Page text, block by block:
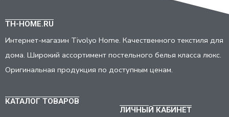
TH-HOME.RU
Интернет-магазин Tivolyo Home. Качественного текстиля для
дома. Широкий ассортимент постельного белья класса люкс.
Оригинальная продукция по доступным ценам.
КАТАЛОГ ТОВАРОВ
ЛИЧНЫЙ КАБИНЕТ